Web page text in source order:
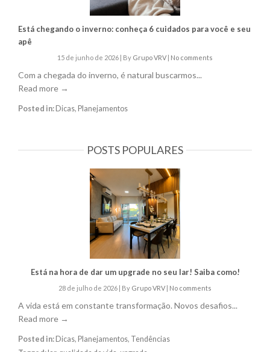
Está chegando o inverno: conheça 6 cuidados para você e seu
apê
15 de junho de 2026 By Grupo VRV No comments
Com a chegada do inverno, é natural buscarmos...
Read more →
Posted in: Dicas, Planejamentos
POSTS POPULARES
Está na hora de dar um upgrade no seu lar! Saiba como!
28 de julho de 2026 By Grupo VRV No comments
A vida está em constante transformação. Novos desafios...
Read more →
Posted in: Dicas, Planejamentos, Tendências